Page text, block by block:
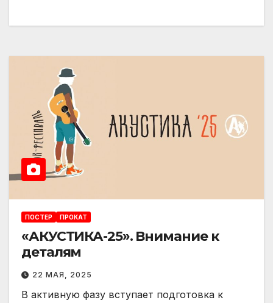
ПОСТЕР ПРОКАТ
«АКУСТИКА-25». Внимание к
деталям
22 МАЯ, 2025
В активную фазу вступает подготовка к